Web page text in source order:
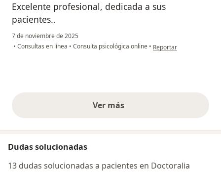
Excelente profesional, dedicada a sus
pacientes..
7 de noviembre de 2025
• Consultas en línea • Consulta psicológica online • en opinión del usuario
Reportar
Ver másopiniones anteriores
Dudas solucionadas
13 dudas solucionadas a pacientes en Doctoralia